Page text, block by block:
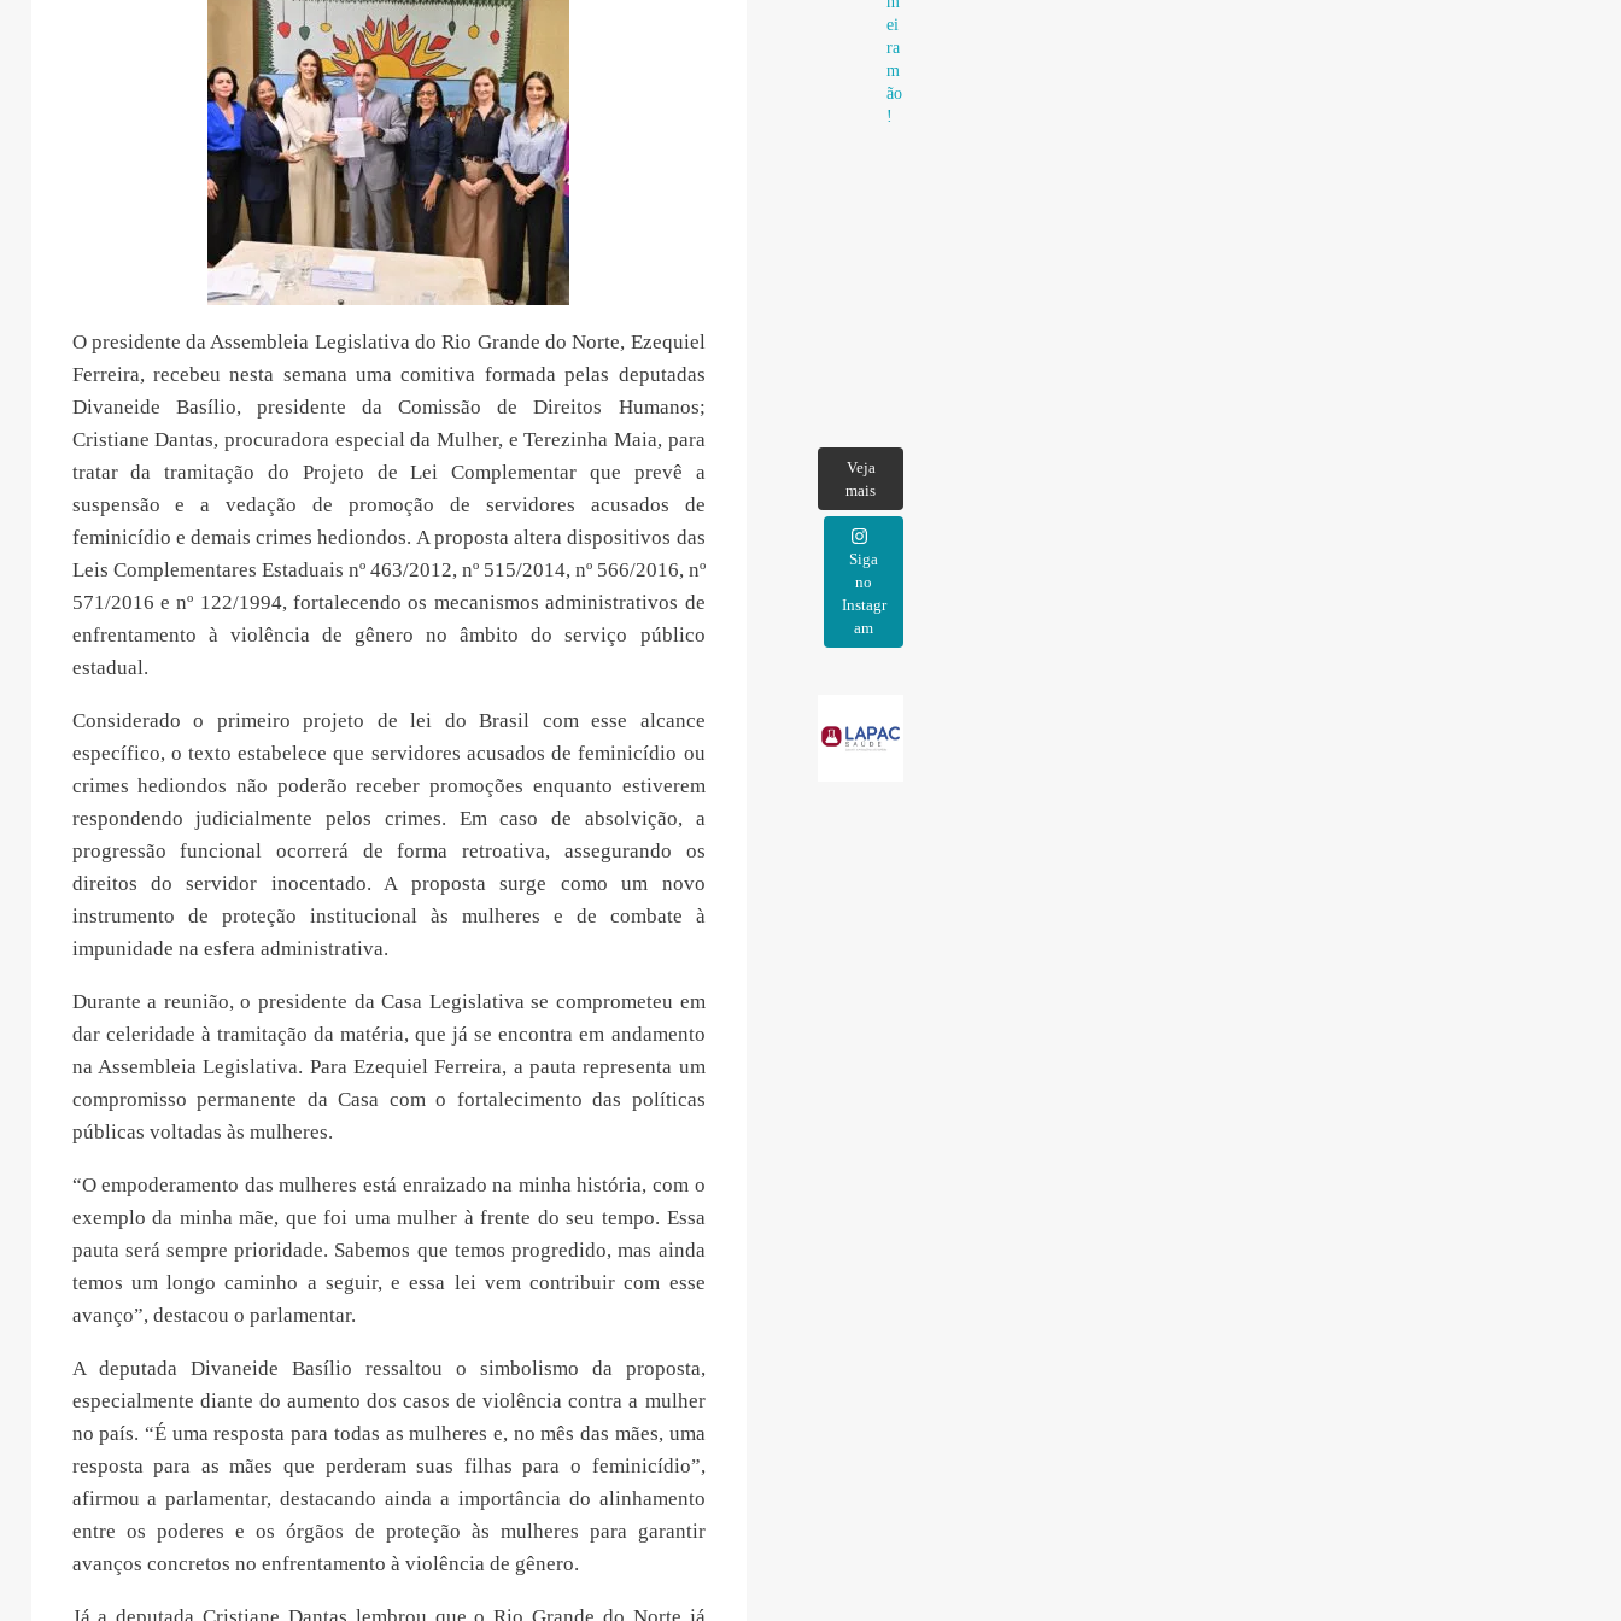
O presidente da Assembleia Legislativa do Rio Grande do Norte, Ezequiel
Ferreira, recebeu nesta semana uma comitiva formada pelas deputadas
Divaneide Basílio, presidente da Comissão de Direitos Humanos;
Cristiane Dantas, procuradora especial da Mulher, e Terezinha Maia, para
tratar da tramitação do Projeto de Lei Complementar que prevê a
suspensão e a vedação de promoção de servidores acusados de
feminicídio e demais crimes hediondos. A proposta altera dispositivos das
Leis Complementares Estaduais nº 463/2012, nº 515/2014, nº 566/2016, nº
571/2016 e nº 122/1994, fortalecendo os mecanismos administrativos de
enfrentamento à violência de gênero no âmbito do serviço público
estadual.
Considerado o primeiro projeto de lei do Brasil com esse alcance
específico, o texto estabelece que servidores acusados de feminicídio ou
crimes hediondos não poderão receber promoções enquanto estiverem
respondendo judicialmente pelos crimes. Em caso de absolvição, a
progressão funcional ocorrerá de forma retroativa, assegurando os
direitos do servidor inocentado. A proposta surge como um novo
instrumento de proteção institucional às mulheres e de combate à
impunidade na esfera administrativa.
Durante a reunião, o presidente da Casa Legislativa se comprometeu em
dar celeridade à tramitação da matéria, que já se encontra em andamento
na Assembleia Legislativa. Para Ezequiel Ferreira, a pauta representa um
compromisso permanente da Casa com o fortalecimento das políticas
públicas voltadas às mulheres.
“O empoderamento das mulheres está enraizado na minha história, com o
exemplo da minha mãe, que foi uma mulher à frente do seu tempo. Essa
pauta será sempre prioridade. Sabemos que temos progredido, mas ainda
temos um longo caminho a seguir, e essa lei vem contribuir com esse
avanço”, destacou o parlamentar.
A deputada Divaneide Basílio ressaltou o simbolismo da proposta,
especialmente diante do aumento dos casos de violência contra a mulher
no país. “É uma resposta para todas as mulheres e, no mês das mães, uma
resposta para as mães que perderam suas filhas para o feminicídio”,
afirmou a parlamentar, destacando ainda a importância do alinhamento
entre os poderes e os órgãos de proteção às mulheres para garantir
avanços concretos no enfrentamento à violência de gênero.
ei
ra
m
ão
!
Veja
mais
Siga
no
Instagr
am